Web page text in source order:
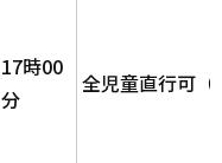
17時00
分
全児童直行可（